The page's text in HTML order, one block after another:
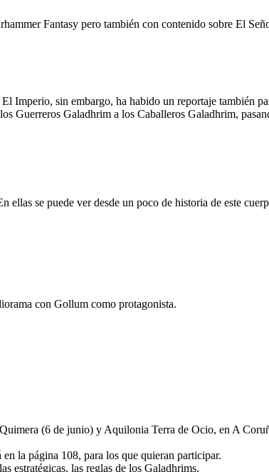
Fantasy pero también con contenido sobre El
Imperio, sin embargo, ha habido un reportaje también
Guerreros Galadhrim a los Caballeros Galadhrim,
se puede ver desde un poco de historia de este
con Gollum como protagonista.
(6 de junio) y Aquilonia Terra de Ocio, en A
la página 108, para los que quieran participar.
estratégicas, las reglas de los Galadhrims.